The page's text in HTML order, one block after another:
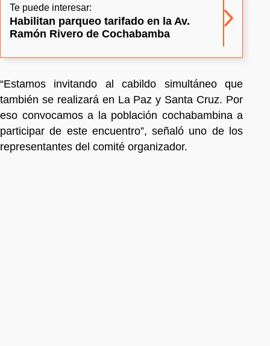
Te puede interesar:
Habilitan parqueo tarifado en la Av.
Ramón Rivero de Cochabamba
“Estamos invitando al cabildo simultáneo que
también se realizará en La Paz y Santa Cruz. Por
eso convocamos a la población cochabambina a
participar de este encuentro”, señaló uno de los
representantes del comité organizador.